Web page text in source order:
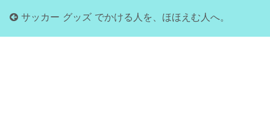
サッカー グッズ でかける人を、ほほえむ人へ。